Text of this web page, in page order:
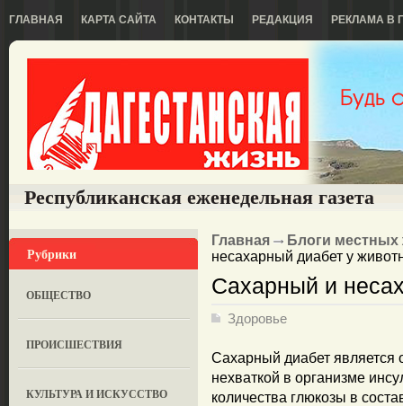
ГЛАВНАЯ КАРТА САЙТА КОНТАКТЫ РЕДАКЦИЯ РЕКЛАМА В
Республиканская еженедельная газета
Рубрики
ОБЩЕСТВО
ПРОИСШЕСТВИЯ
КУЛЬТУРА И ИСКУССТВО
Главная
Блоги местных
несахарный диабет у
Сахарный и
Здоровье
Сахарный диабет является
нехваткой в организме
количества глюкозы в